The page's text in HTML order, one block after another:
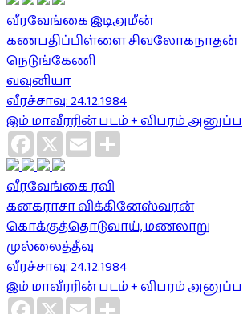
வீரவேங்கை இடிஅமீன்
கணபதிப்பிள்ளை சிவலோகநாதன்
நெடுங்கேணி
வவுனியா
வீரச்சாவு: 24.12.1984
இம் மாவீரரின் படம் + விபரம் அனுப்ப
Facebook
X Email
வீரவேங்கை ரவி
கனகராசா விக்கினேஸ்வரன்
கொக்குத்தொடுவாய், மணலாறு
முல்லைத்தீவு
வீரச்சாவு: 24.12.1984
இம் மாவீரரின் படம் + விபரம் அனுப்ப
Facebook
X Email